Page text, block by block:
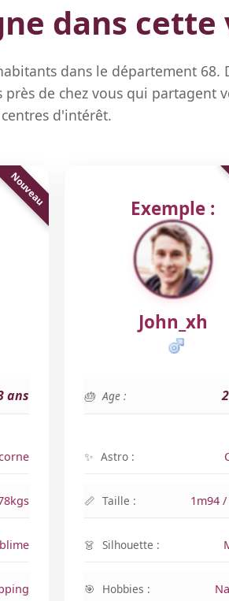
dans cette
dans le département 68.
de chez vous qui partagent
centres d'intérêt.
ans
Exemple :
John_xh
Age :
Astro :
Taille : 1m94
Silhouette :
Hobbies :